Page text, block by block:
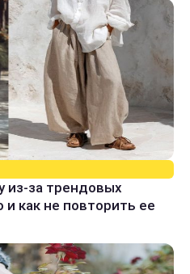
из-за трендовых
как не повторить ее